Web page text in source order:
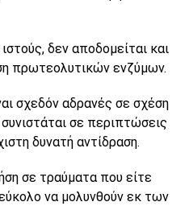
δεν αποδομείται και
πρωτεολυτικών ενζύμων.
σχεδόν αδρανές σε σχέση
σε περιπτώσεις
δυνατή αντίδραση.
σε τραύματα που είτε
εύκολο να μολυνθούν εκ των